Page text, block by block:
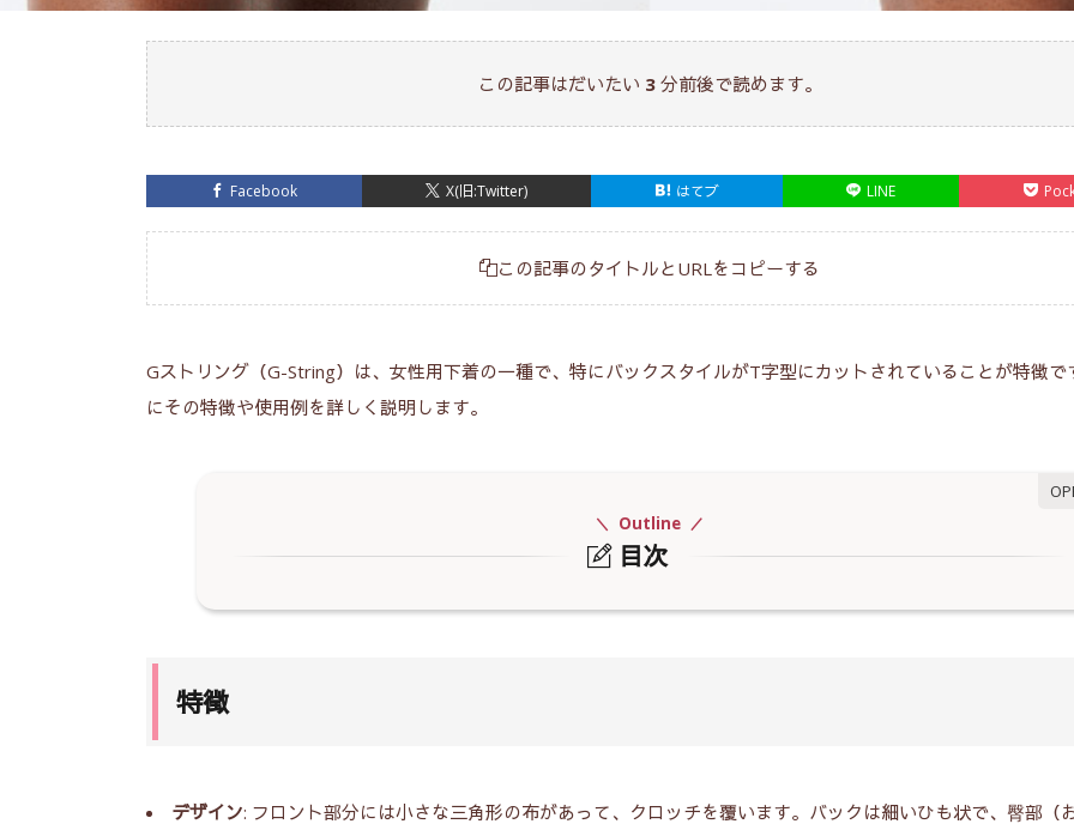
この記事はだいたい 3分前後で読めます。
Facebook X(旧:Twitter) はてブ LINE
この記事のタイトルとURLをコピーする
Gストリング（G-String）は、女性用下着の一種で、特にバックスタイルがT字型にカットされていることが特徴で
にその特徴や使用例を詳しく説明します。
目次
Outline
特徴
デザイン: フロント部分には小さな三角形の布があって、クロッチを覆います。バックは細いひも状で、臀部（
から徹底解説
と最新トレンド徹底